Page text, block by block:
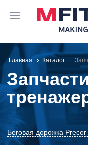
Главная Каталог
Беговая дорожка